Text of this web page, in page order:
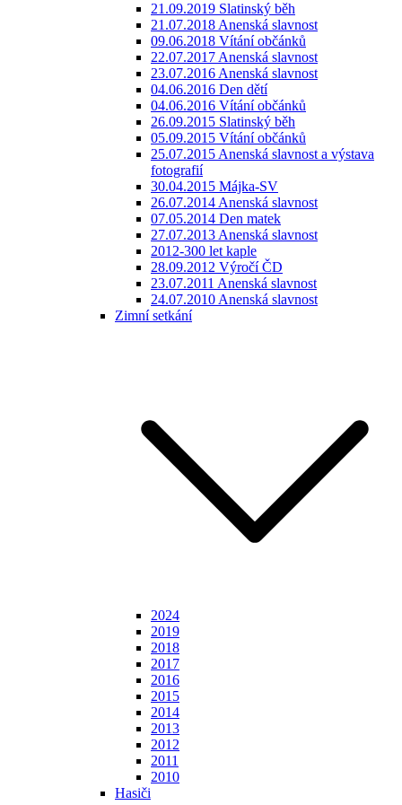
21.09.2019 Slatinský běh
21.07.2018 Anenská slavnost
09.06.2018 Vítání občánků
22.07.2017 Anenská slavnost
23.07.2016 Anenská slavnost
04.06.2016 Den dětí
04.06.2016 Vítání občánků
26.09.2015 Slatinský běh
05.09.2015 Vítání občánků
25.07.2015 Anenská slavnost a výstava
fotografií
30.04.2015 Májka-SV
26.07.2014 Anenská slavnost
07.05.2014 Den matek
27.07.2013 Anenská slavnost
2012-300 let kaple
28.09.2012 Výročí ČD
23.07.2011 Anenská slavnost
24.07.2010 Anenská slavnost
Zimní setkání
2024
2019
2018
2017
2016
2015
2014
2013
2012
2011
2010
Hasiči